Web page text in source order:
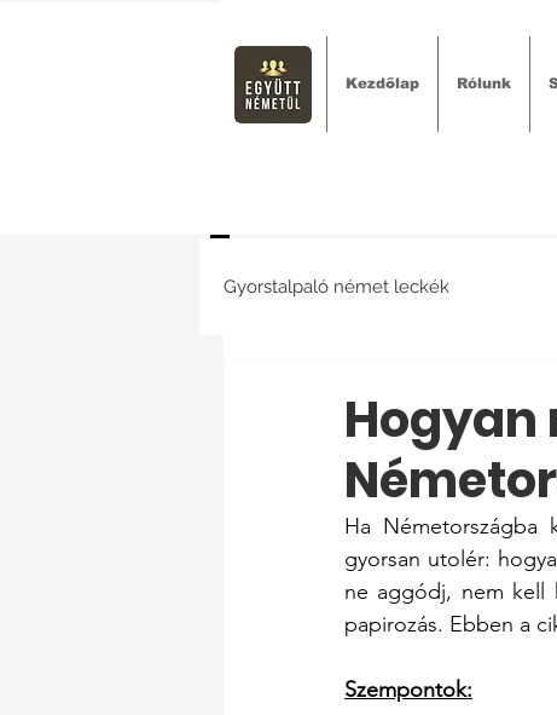
Kezdőlap Rólunk
Gyorstalpaló német leckék
Hogyan
Ha
gyorsan utolér:
ne aggódj, nem kell
papirozás. Ebben a
Szempontok: